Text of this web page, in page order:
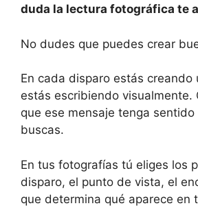
duda la lectura fotográfica te
No dudes que puedes crear
En cada disparo estás creando
estás escribiendo visualmente.
que ese mensaje tenga sentido
buscas.
En tus fotografías tú eliges los
disparo, el punto de vista, el
que determina qué aparece en